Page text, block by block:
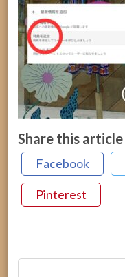
Share this article
Facebook
Pinterest